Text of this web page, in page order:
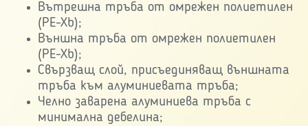
Вътрешна тръба от омрежен полиетилен
(PE-Xb);
Външна тръба от омрежен полиетилен
(PE-Xb);
Свързващ слой, присъединяващ външната
тръба към алуминиевата тръба;
Челно заварена алуминиева тръба с
минимална дебелина;